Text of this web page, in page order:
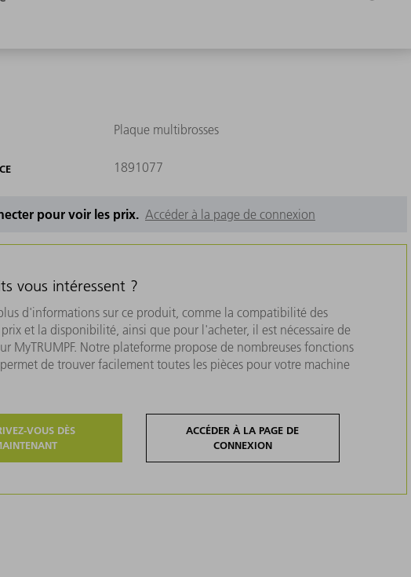
Plaque multibrosses
1891077
pour voir les prix. Accéder à la page de connexion
vous intéressent ?
d'informations sur ce produit, comme la compatibilité des
prix et la disponibilité, ainsi que pour l'acheter, il est nécessaire de
MyTRUMPF. Notre plateforme propose de nombreuses fonctions
de trouver facilement toutes les pièces pour votre machine
VOUS DÈS
ACCÉDER À LA PAGE DE
CONNEXION